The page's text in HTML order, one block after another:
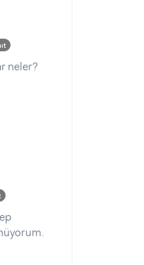
neler?